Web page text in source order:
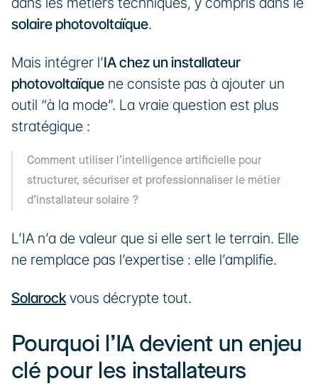
solaire photovoltaïque.
Mais intégrer l’IA chez un installateur
photovoltaïque ne consiste pas à ajouter un
outil “à la mode”. La vraie question est plus
stratégique :
Comment utiliser l’intelligence artificielle pour
structurer, sécuriser et professionnaliser le métier
d’installateur solaire ?
L’IA n’a de valeur que si elle sert le terrain. Elle
ne remplace pas l’expertise : elle l’amplifie.
Solarock vous décrypte tout.
Pourquoi l’IA devient un enjeu
clé pour les installateurs